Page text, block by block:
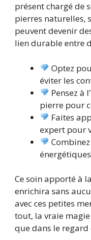
présent chargé de
pierres naturelles,
peuvent devenir
lien durable entre
Optez
éviter les
Pensez à
pierre pour
Faites
expert pour
Ce soin apporté à
enrichira sans
avec ces petites
tout, la vraie
que dans le regard